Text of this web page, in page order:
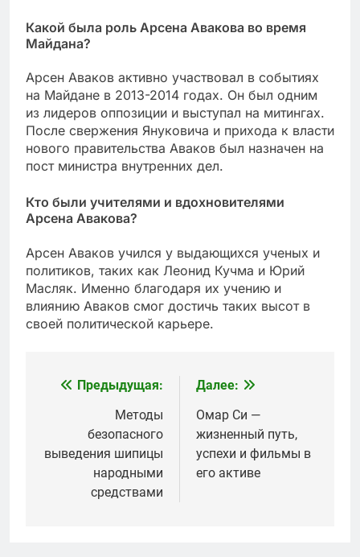
Какой была роль Арсена Авакова во время
Майдана?
Арсен Аваков активно участвовал в событиях
на Майдане в 2013-2014 годах. Он был одним
из лидеров оппозиции и выступал на митингах.
После свержения Януковича и прихода к власти
нового правительства Аваков был назначен на
пост министра внутренних дел.
Кто были учителями и вдохновителями
Арсена Авакова?
Арсен Аваков учился у выдающихся ученых и
политиков, таких как Леонид Кучма и Юрий
Масляк. Именно благодаря их учению и
влиянию Аваков смог достичь таких высот в
своей политической карьере.
Навигация
записям
Предыдущая:
Методы
безопасного
выведения шипицы
народными
средствами
Далее:
Омар Си —
жизненный путь,
успехи и фильмы в
его активе